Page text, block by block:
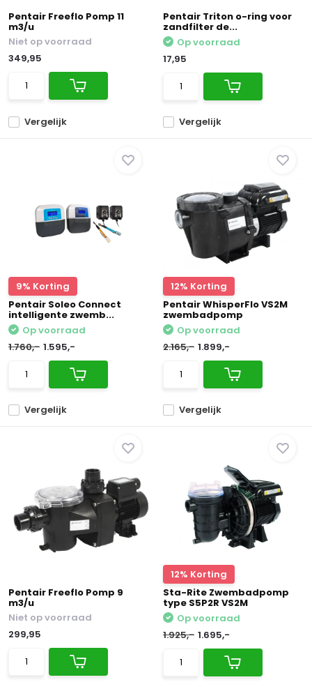
Pentair Freeflo Pomp 11
m3/u
Vergelijk
Niet op voorraad
349,95
Pentair Triton o-ring voor
zandfilter de...
Vergelijk
Op voorraad
17,95
9% Korting
Pentair Soleo Connect
intelligente zwemb...
Vergelijk
Op voorraad
1.760,- 1.595,-
12% Korting
Pentair WhisperFlo VS2M
zwembadpomp
Vergelijk
Op voorraad
2.165,- 1.899,-
Pentair Freeflo Pomp 9
m3/u
Niet op voorraad
299,95
12% Korting
Sta-Rite Zwembadpomp
type S5P2R VS2M
Op voorraad
1.925,- 1.695,-